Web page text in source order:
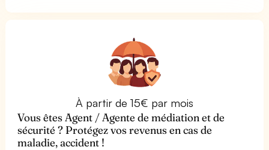
À partir de 15€ par mois
Vous êtes Agent / Agente de médiation et de
sécurité ? Protégez vos revenus en cas de
maladie, accident !